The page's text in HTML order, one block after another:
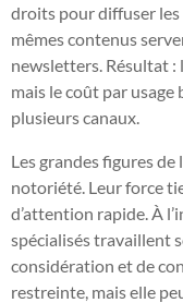
droits pour diffuser les
mêmes contenus
newsletters. Résultat :
mais le coût par
plusieurs canaux.
Les grandes figures
notoriété. Leur force
d’attention rapide. À
spécialisés travaillent
considération et de
restreinte, mais elle